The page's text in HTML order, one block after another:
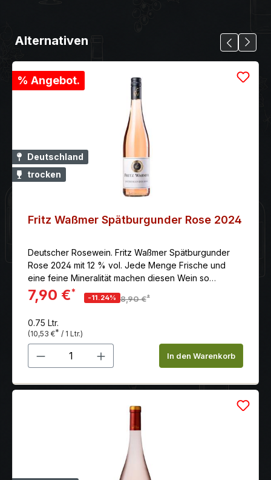
Alternativen
% Angebot.
Deutschland
trocken
Fritz Waßmer Spätburgunder Rose 2024
Deutscher Rosewein. Fritz Waßmer Spätburgunder
Rose 2024 mit 12 % vol. Jede Menge Frische und
eine feine Mineralität machen diesen Wein so
spannend.
7,90 €*
-11.24% 8,90 €*
0.75 Ltr.
(10,53 €* / 1 Ltr.)
Produkt Anzahl: Gib denIn den Warenkorb